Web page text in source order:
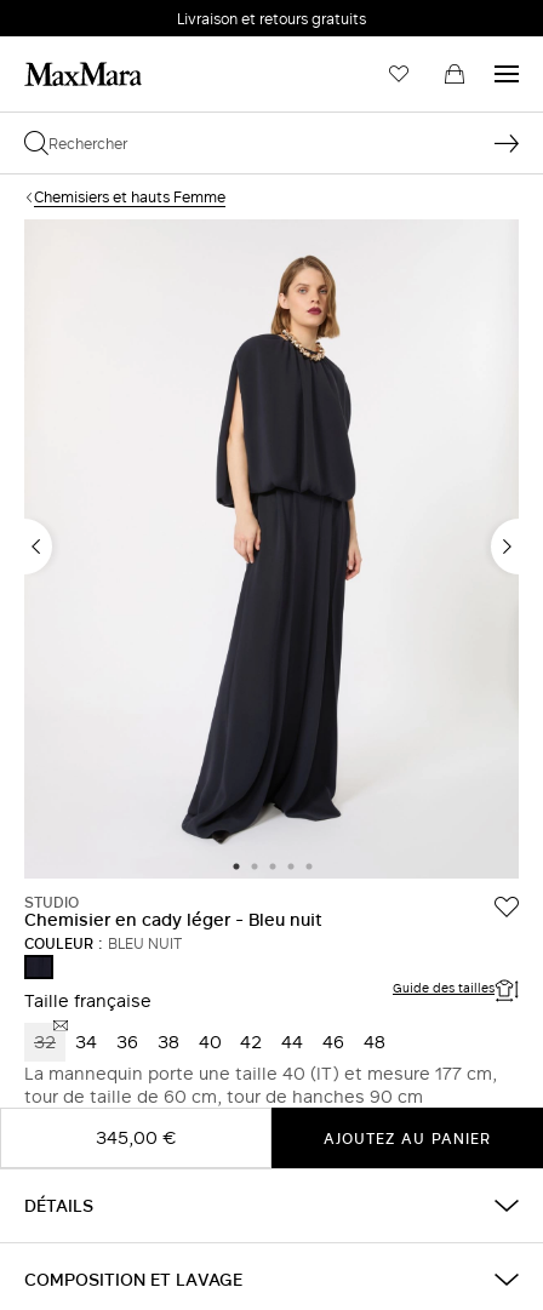
Livraison et retours gratuits
Chemisiers et hauts Femme
STUDIO
Chemisier en cady léger - Bleu nuit
COULEUR : BLEU NUIT
NUIT
Taille française Guide des tailles
32 34 36 38 40 42 44 46
48
La mannequin porte une taille 40 (IT) et mesure 177 cm,
tour de taille de 60 cm, tour de hanches 90 cm
345,00 €
AJOUTEZ AU PANIER
DÉTAILS
COMPOSITION ET LAVAGE